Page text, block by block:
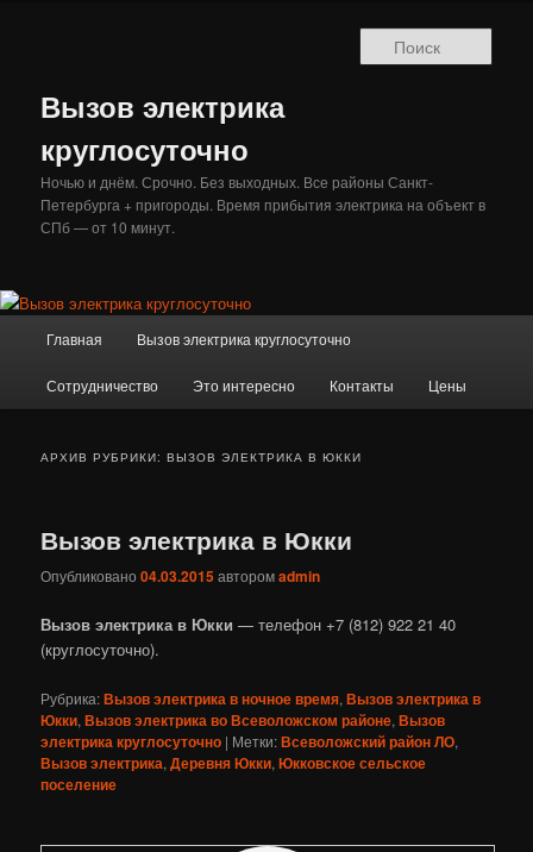
Вызов электрика
круглосуточно
Ночью и днём. Срочно. Без выходных. Все районы Санкт-
Петербурга + пригороды. Время прибытия электрика на объект в
СПб — от 10 минут.
Главная Вызов электрика круглосуточно
Сотрудничество Это интересно Контакты Цены
АРХИВ РУБРИКИ:ВЫЗОВ ЭЛЕКТРИКА В ЮККИ
Вызов электрика в Юкки
Опубликовано04.03.2015авторомadmin
Вызов электрика в Юкки — телефон +7 (812) 922 21 40
(круглосуточно).
Рубрика:Вызов электрика в ночное время,Вызов электрика в
Юкки,Вызов электрика во Всеволожском районе,Вызов
электрика круглосуточно | Метки:Всеволожский район ЛО,
Вызов электрика,Деревня Юкки,Юкковское сельское
поселение